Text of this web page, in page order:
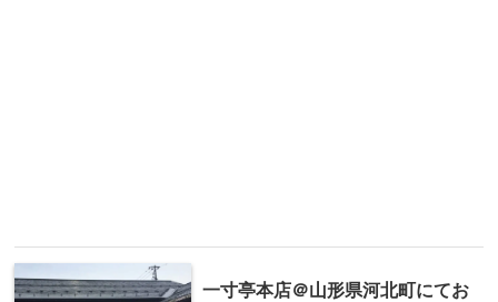
一寸亭本店＠山形県河北町にてお